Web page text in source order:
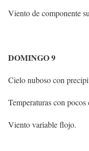
Viento de componente
DOMINGO 9
Cielo nuboso con
Temperaturas con
Viento variable flojo.